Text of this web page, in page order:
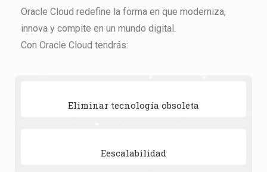
Oracle Cloud redefine la forma en que moderniza,
innova y compite en un mundo digital.
Con Oracle Cloud tendrás:
Eliminar tecnología obsoleta
Eescalabilidad